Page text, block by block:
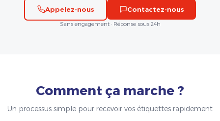
Appelez-nous
Contactez-nous
Sans engagement · Réponse sous 24h
Comment ça marche ?
Un processus simple pour recevoir vos étiquettes rapidement